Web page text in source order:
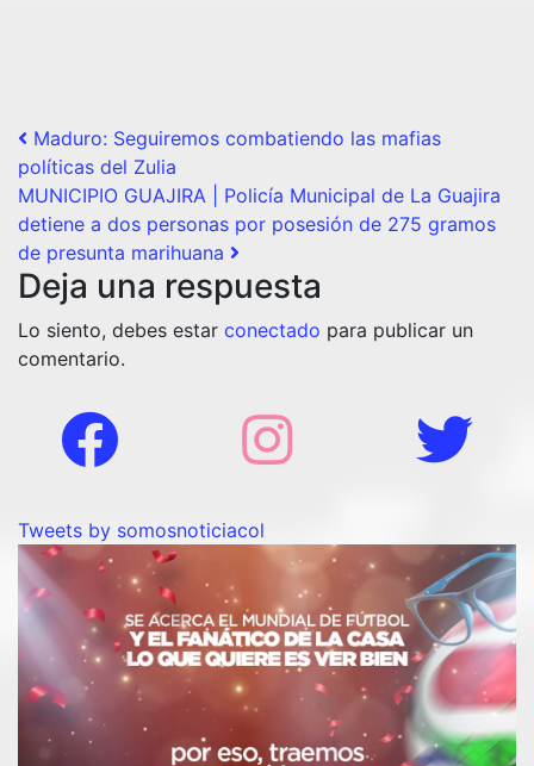
Post navigation
Maduro: Seguiremos combatiendo las mafias
políticas del Zulia
MUNICIPIO GUAJIRA | Policía Municipal de La Guajira
detiene a dos personas por posesión de 275 gramos
de presunta marihuana
Deja una respuesta
Lo siento, debes estar conectado para publicar un
comentario.
Tweets by somosnoticiacol